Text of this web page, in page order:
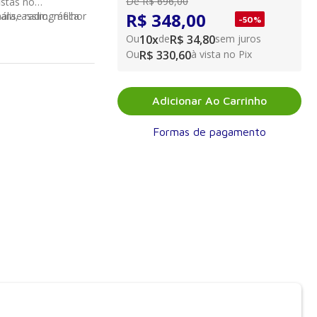
radiográfica
assim, melhor
R$ 348,00 -50%
Ou10xdeR$ 34,80sem juros
OuR$ 330,60à vista no Pix
Adicionar Ao Carrinho
Formas de pagamento